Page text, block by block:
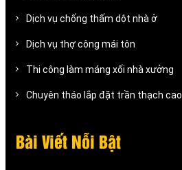
Dịch vụ chống thấm dột nhà ở
Dịch vụ thợ công mái tôn
Thi công làm máng xối nhà xưởng
Chuyên tháo lắp đặt trần thạch cao
Bài Viết Nỗi Bật